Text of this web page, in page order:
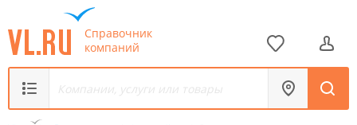
Справочник
компаний